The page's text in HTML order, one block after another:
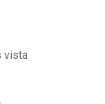
vista